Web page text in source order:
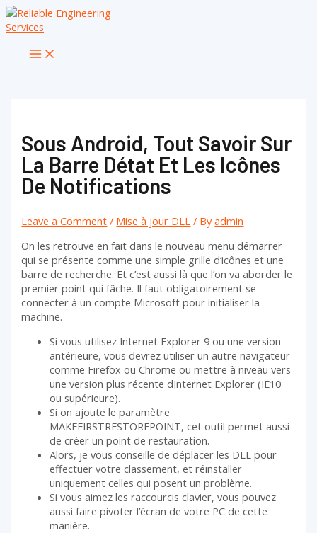
Skip
to
Main
Menu
Sous Android, Tout Savoir Sur
La Barre Détat Et Les Icônes
De Notifications
Leave a Comment / Mise à jour DLL / Byadmin
On les retrouve en fait dans le nouveau menu démarrer
qui se présente comme une simple grille d’icônes et une
barre de recherche. Et c’est aussi là que l’on va aborder le
premier point qui fâche. Il faut obligatoirement se
connecter à un compte Microsoft pour initialiser la
machine.
Si vous utilisez Internet Explorer 9 ou une version
antérieure, vous devrez utiliser un autre navigateur
comme Firefox ou Chrome ou mettre à niveau vers
une version plus récente dInternet Explorer (IE10
ou supérieure).
Si on ajoute le paramètre
MAKEFIRSTRESTOREPOINT, cet outil permet aussi
de créer un point de restauration.
Alors, je vous conseille de déplacer les DLL pour
effectuer votre classement, et réinstaller
uniquement celles qui posent un problème.
Si vous aimez les raccourcis clavier, vous pouvez
aussi faire pivoter l’écran de votre PC de cette
manière.